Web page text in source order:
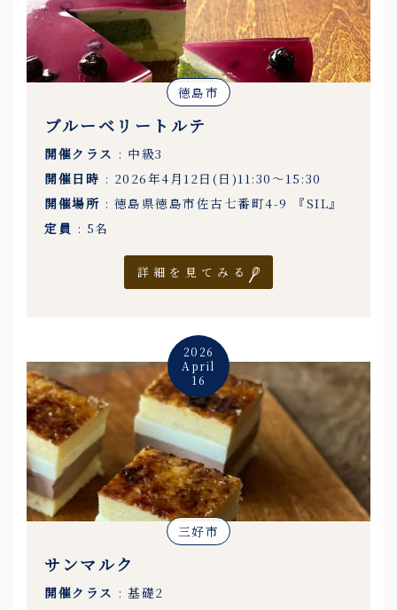
徳島市
ブルーベリートルテ
開催クラス : 中級3
開催日時 : 2026年4月12日(日)11:30〜15:30
開催場所 : 徳島県徳島市佐古七番町4-9 『SIL』
定員 : 5名
詳細を見てみる
2026
April
16
三好市
サンマルク
開催クラス : 基礎2